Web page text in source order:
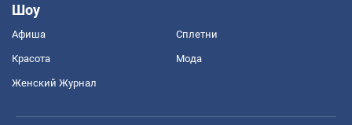
Шоу
Афиша Сплетни
Красота Мода
Женский Журнал